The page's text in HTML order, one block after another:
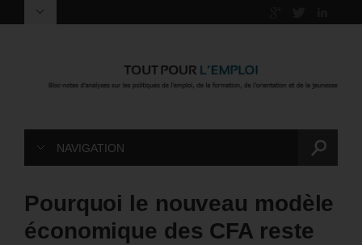
NAVIGATION
Pourquoi le nouveau modèle
économique des CFA reste